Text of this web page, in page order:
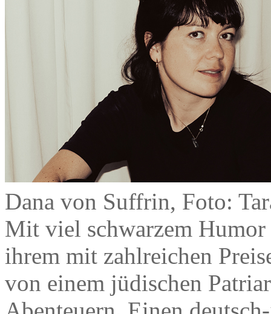
Dana von Suffrin, Foto:
Mit viel schwarzem
ihrem mit zahlreichen
von einem jüdischen